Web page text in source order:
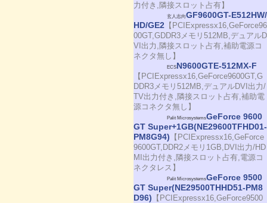
力付き,隣接スロット占有】
玄人志向GF9600GT-E512HW/
HD/GE2【PCIExpressx16,GeForce96
00GT,GDDR3メモリ512MB,デュアルD
VI出力,隣接スロット占有,補助電源コ
ネクタ無し】
ECSN9600GTE-512MX-F
【PCIExpressx16,GeForce9600GT,G
DDR3メモリ512MB,デュアルDVI出力/
TV出力付き,隣接スロット占有,補助電
源コネクタ無し】
Palit MicrosystemsGeForce 9600
GT Super+1GB(NE29600TFHD01-
PM8G94) 【PCIExpressx16,GeForce
9600GT,DDR2メモリ1GB,DVI出力/HD
MI出力付き,隣接スロット占有,電源コ
ネクタレス】
Palit MicrosystemsGeForce 9500
GT Super(NE29500THHD51-PM8
D96) 【PCIExpressx16,GeForce9500